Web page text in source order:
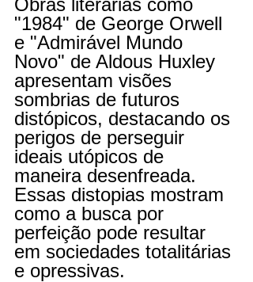
Obras literárias como
"1984" de George Orwell
e "Admirável Mundo
Novo" de Aldous Huxley
apresentam visões
sombrias de futuros
distópicos, destacando os
perigos de perseguir
ideais utópicos de
maneira desenfreada.
Essas distopias mostram
como a busca por
perfeição pode resultar
em sociedades totalitárias
e opressivas.